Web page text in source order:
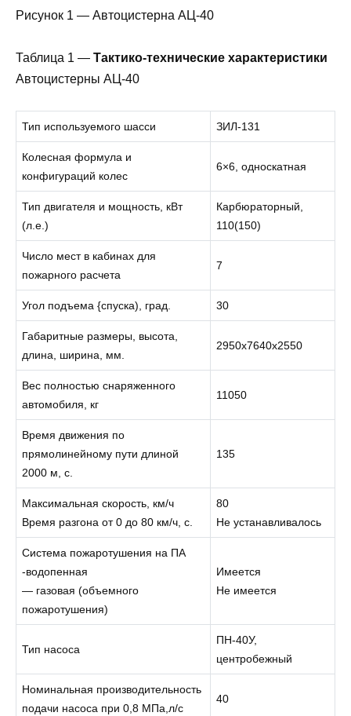
Рисунок 1 — Автоцистерна АЦ-40
Таблица 1 — Тактико-технические характеристики
Автоцистерны АЦ-40
Тип используемого шасси ЗИЛ-131
Колесная формула и
конфигураций колес
6×6, односкатная
Тип двигателя и мощность, кВт
(л.е.)
Карбюраторный,
110(150)
Число мест в кабинах для
пожарного расчета
7
Угол подъема {спуска), град. 30
Габаритные размеры, высота,
длина, ширина, мм.
2950x7640x2550
Вес полностью снаряженного
автомобиля, кг
11050
Время движения по
прямолинейному пути длиной
2000 м, с.
135
Максимальная скорость, км/ч
Время разгона от 0 до 80 км/ч, с.
80
Не устанавливалось
Система пожаротушения на ПА
-водопенная
— газовая (объемного
пожаротушения)
Имеется
Не имеется
Тип насоса
ПН-40У,
центробежный
Номинальная производительность
подачи насоса при 0,8 МПа,л/с
40